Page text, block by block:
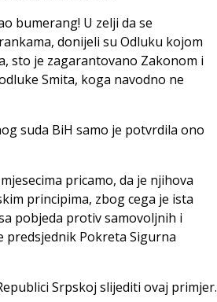
bumerang! U zelji da se
donijeli su Odluku kojom
sto je zagarantovano Zakonom i
Smita, koga navodno ne
suda BiH samo je potvrdila ono
pricamo, da je njihova
principima, zbog cega je ista
pobjeda protiv samovoljnih i
predsjednik Pokreta Sigurna
Srpskoj slijediti ovaj primjer.